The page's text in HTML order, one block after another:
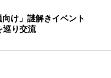
向け」謎解きイベント
り交流